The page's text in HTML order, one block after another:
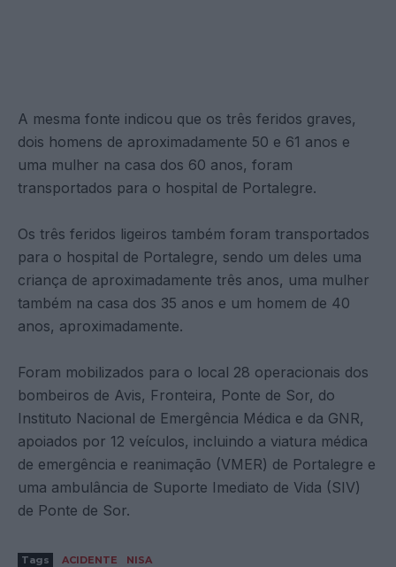
A mesma fonte indicou que os três feridos graves,
dois homens de aproximadamente 50 e 61 anos e
uma mulher na casa dos 60 anos, foram
transportados para o hospital de Portalegre.
Os três feridos ligeiros também foram transportados
para o hospital de Portalegre, sendo um deles uma
criança de aproximadamente três anos, uma mulher
também na casa dos 35 anos e um homem de 40
anos, aproximadamente.
Foram mobilizados para o local 28 operacionais dos
bombeiros de Avis, Fronteira, Ponte de Sor, do
Instituto Nacional de Emergência Médica e da GNR,
apoiados por 12 veículos, incluindo a viatura médica
de emergência e reanimação (VMER) de Portalegre e
uma ambulância de Suporte Imediato de Vida (SIV)
de Ponte de Sor.
Tags ACIDENTE NISA